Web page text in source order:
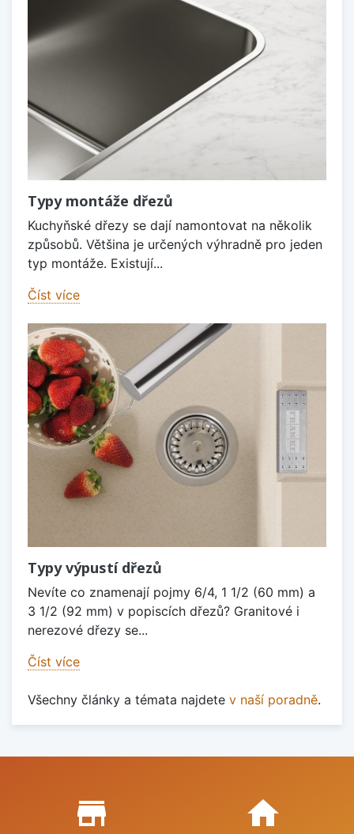
Typy montáže dřezů
Kuchyňské dřezy se dají namontovat na několik
způsobů. Většina je určených výhradně pro jeden
typ montáže. Existují...
Číst více
Typy výpustí dřezů
Nevíte co znamenají pojmy 6/4, 1 1/2 (60 mm) a
3 1/2 (92 mm) v popiscích dřezů? Granitové i
nerezové dřezy se...
Číst více
Všechny články a témata najdete v naší poradně.
Proč nakupovat u nás?
store_mall_directory home